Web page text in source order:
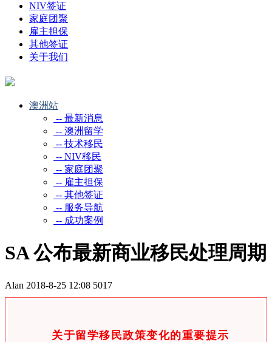
NIV签证
家庭团聚
雇主担保
其他签证
关于我们
澳洲站
-- 最新消息
-- 澳洲留学
-- 技术移民
-- NIV移民
-- 家庭团聚
-- 雇主担保
-- 其他签证
-- 服务导航
-- 成功案例
SA 公布最新商业移民处理周期
Alan 2018-8-25 12:08 5017
关于留学移民政策变化的重要提示